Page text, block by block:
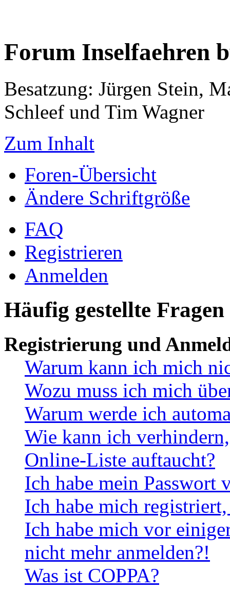
Forum Inselfaehren
Besatzung: Jürgen Stein,
Schleef und Tim Wagner
Zum Inhalt
Foren-Übersicht
Ändere Schriftgröße
FAQ
Registrieren
Anmelden
Häufig gestellte Fragen
Registrierung und
Warum kann ich mich
Wozu muss ich mich
Warum werde ich
Wie kann ich
Online-Liste auftaucht?
Ich habe mein Passwort
Ich habe mich
Ich habe mich vor
nicht mehr anmelden?!
Was ist COPPA?